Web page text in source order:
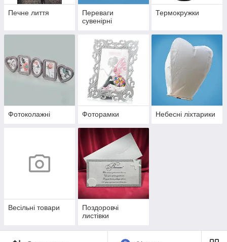
Печне лиття
Переваги
сувенірні
Термокружки
Фотоколажні Фоторамки Небесні ліхтарики
Весільні товари
Поздоровчі
листівки